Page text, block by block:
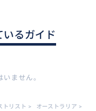
いるガイド
ません。
トリスト > オーストラリア >